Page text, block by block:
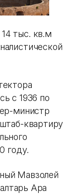
тыс. кв.м
с 1936 по
министр
квартиру
году.
Мавзолей
Ара